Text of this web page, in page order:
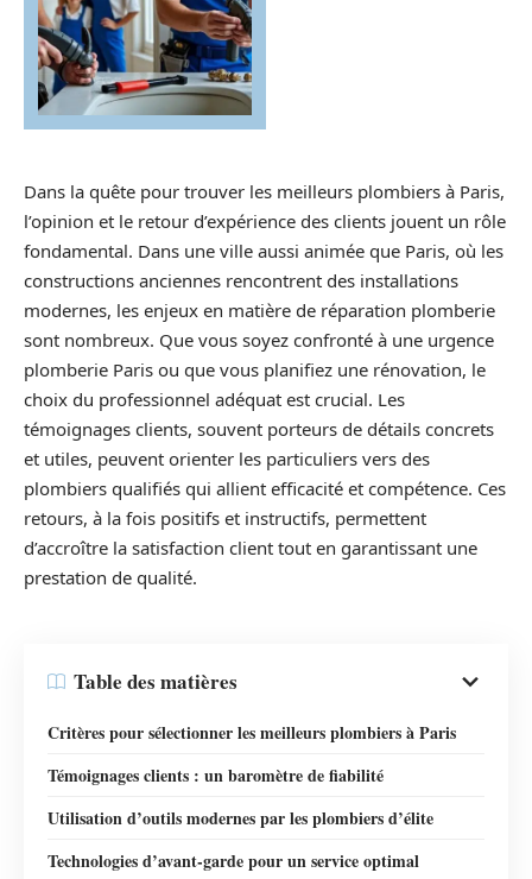
Dans la quête pour trouver les meilleurs plombiers à Paris,
l’opinion et le retour d’expérience des clients jouent un rôle
fondamental. Dans une ville aussi animée que Paris, où les
constructions anciennes rencontrent des installations
modernes, les enjeux en matière de réparation plomberie
sont nombreux. Que vous soyez confronté à une urgence
plomberie Paris ou que vous planifiez une rénovation, le
choix du professionnel adéquat est crucial. Les
témoignages clients, souvent porteurs de détails concrets
et utiles, peuvent orienter les particuliers vers des
plombiers qualifiés qui allient efficacité et compétence. Ces
retours, à la fois positifs et instructifs, permettent
d’accroître la satisfaction client tout en garantissant une
prestation de qualité.
Table des matières
Critères pour sélectionner les meilleurs plombiers à Paris
Témoignages clients : un baromètre de fiabilité
Utilisation d’outils modernes par les plombiers d’élite
Technologies d’avant-garde pour un service optimal